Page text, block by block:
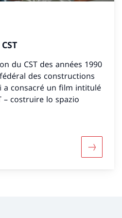
du CST des années 1990
des constructions
a consacré un film intitulé
– costruire lo spazio